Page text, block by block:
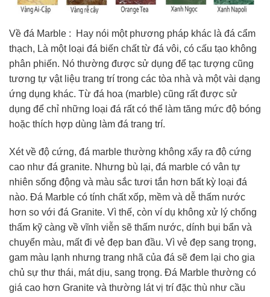
Về đá Marble : Hay nói một phương pháp khác là đá cẩm
thạch, Là một loại đá biến chất từ đá vôi, có cấu tạo không
phân phiến. Nó thường được sử dụng để tạc tượng cũng
tương tự vật liệu trang trí trong các tòa nhà và một vài dạng
ứng dụng khác. Từ đá hoa (marble) cũng rất được sử
dụng để chỉ những loại đá rất có thể làm tăng mức độ bóng
hoặc thích hợp dùng làm đá trang trí.
Xét về độ cứng, đá marble thường không xẩy ra độ cứng
cao như đá granite. Nhưng bù lại, đá marble có vân tự
nhiên sống động và màu sắc tươi tắn hơn bất kỳ loại đá
nào. Đá Marble có tính chất xốp, mềm và dễ thấm nước
hơn so với đá Granite. Vì thế, còn ví dụ không xử lý chống
thấm kỹ càng về vĩnh viễn sẽ thấm nước, dính bụi bẩn và
chuyển màu, mất đi vẻ đẹp ban đầu. Vì vẻ đẹp sang trọng,
gam màu lạnh nhưng trang nhã của đá sẽ đem lại cho gia
chủ sự thư thái, mát dịu, sang trọng. Đá Marble thường có
giá cao hơn Granite và thường lát vị trí đặc thù như cầu